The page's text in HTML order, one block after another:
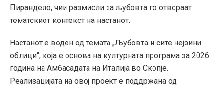
Пирандело, чии размисли за љубовта го отвораат
тематскиот контекст на настанот.
Настанот е воден од темата „Љубовта и сите нејзини
облици“, која е основа на културната програма за 2026
година на Амбасадата на Италија во Скопје.
Реализацијата на овој проект е поддржана од